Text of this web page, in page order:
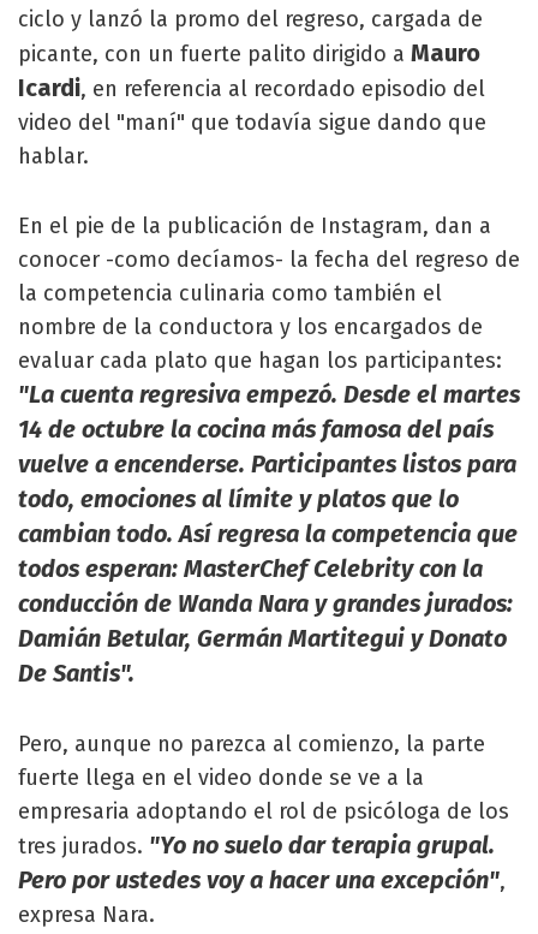
ciclo y lanzó la promo del regreso, cargada de
picante, con un fuerte palito dirigido a Mauro
Icardi, en referencia al recordado episodio del
video del "maní" que todavía sigue dando que
hablar.
En el pie de la publicación de Instagram, dan a
conocer -como decíamos- la fecha del regreso de
la competencia culinaria como también el
nombre de la conductora y los encargados de
evaluar cada plato que hagan los participantes:
"La cuenta regresiva empezó. Desde el martes
14 de octubre la cocina más famosa del país
vuelve a encenderse. Participantes listos para
todo, emociones al límite y platos que lo
cambian todo. Así regresa la competencia que
todos esperan: MasterChef Celebrity con la
conducción de Wanda Nara y grandes jurados:
Damián Betular, Germán Martitegui y Donato
De Santis".
Pero, aunque no parezca al comienzo, la parte
fuerte llega en el video donde se ve a la
empresaria adoptando el rol de psicóloga de los
tres jurados. "Yo no suelo dar terapia grupal.
Pero por ustedes voy a hacer una excepción",
expresa Nara.